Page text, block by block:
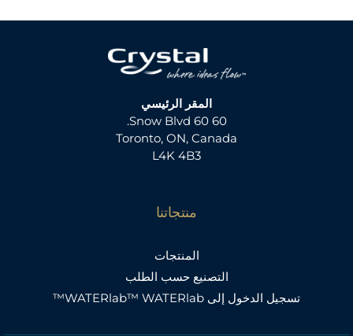
المقر الرئيسي
60 60 Snow Blvd.
Toronto, ON, Canada
L4K 4B3
منتجاتنا
المنتجات
التصنيع حسب الطلب
تسجيل الدخول إلى WATERlab™ WATERlab™